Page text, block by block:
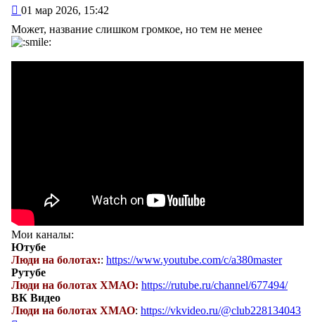
Сообщение
01 мар 2026, 15:42
Может, название слишком громкое, но тем не менее
Мои каналы:
Ютубе
Люди на болотах:: https://www.youtube.com/c/a380master
Рутубе
Люди на болотах ХМАО: https://rutube.ru/channel/677494/
ВК Видео
Люди на болотах ХМАО: https://vkvideo.ru/@club228134043